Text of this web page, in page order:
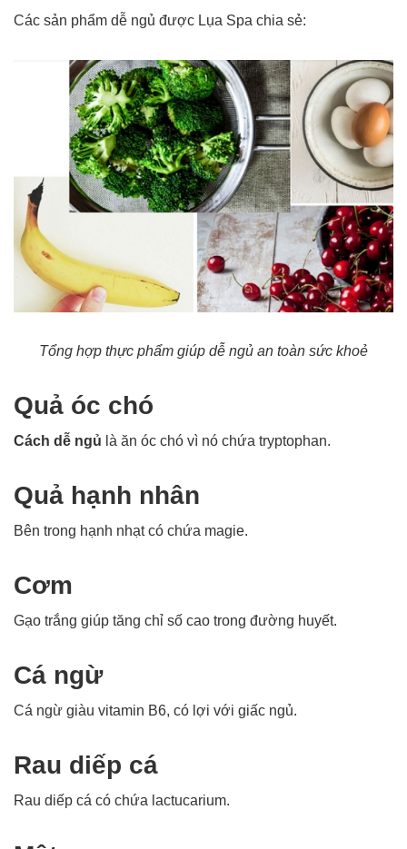
Các sản phẩm dễ ngủ được Lụa Spa chia sẻ:
Tổng hợp thực phẩm giúp dễ ngủ an toàn sức khoẻ
Quả óc chó
Cách dễ ngủ là ăn óc chó vì nó chứa tryptophan.
Quả hạnh nhân
Bên trong hạnh nhạt có chứa magie.
Cơm
Gạo trắng giúp tăng chỉ số cao trong đường huyết.
Cá ngừ
Cá ngừ giàu vitamin B6, có lợi với giấc ngủ.
Rau diếp cá
Rau diếp cá có chứa lactucarium.